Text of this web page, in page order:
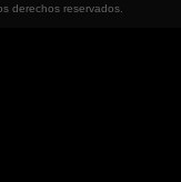
derechos reservados.